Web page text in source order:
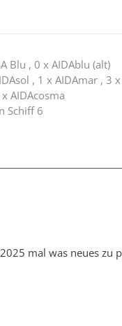
Blu , 0 x AIDAblu (alt)
, 1 x AIDAmar , 3
AIDAcosma
Schiff 6
mal was neues zu